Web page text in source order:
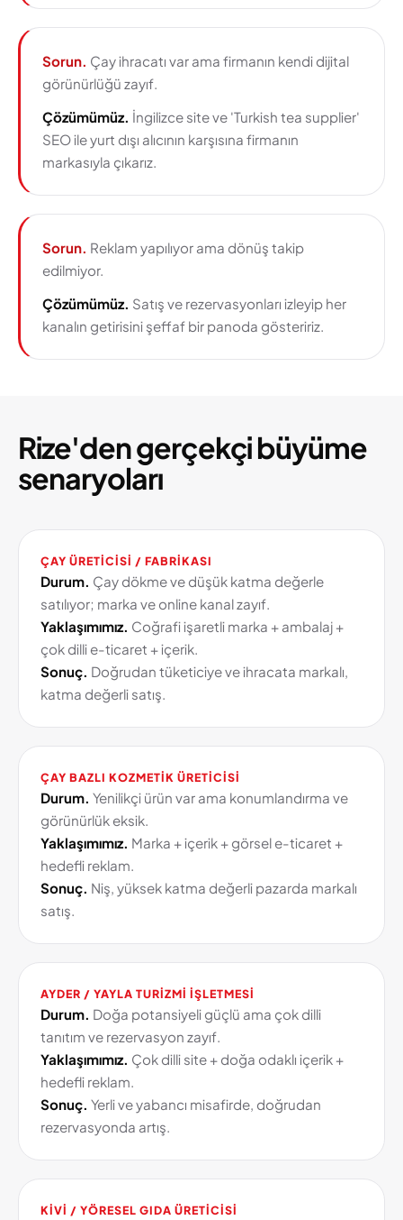
Sorun. Çay ihracatı var ama firmanın kendi dijital
görünürlüğü zayıf.
Çözümümüz. İngilizce site ve 'Turkish tea supplier'
SEO ile yurt dışı alıcının karşısına firmanın
markasıyla çıkarız.
Sorun. Reklam yapılıyor ama dönüş takip
edilmiyor.
Çözümümüz. Satış ve rezervasyonları izleyip her
kanalın getirisini şeffaf bir panoda gösteririz.
Rize'den gerçekçi büyüme
senaryoları
ÇAY ÜRETICISI / FABRIKASI
Durum. Çay dökme ve düşük katma değerle
satılıyor; marka ve online kanal zayıf.
Yaklaşımımız. Coğrafi işaretli marka + ambalaj +
çok dilli e-ticaret + içerik.
Sonuç. Doğrudan tüketiciye ve ihracata markalı,
katma değerli satış.
ÇAY BAZLI KOZMETIK ÜRETICISI
Durum. Yenilikçi ürün var ama konumlandırma ve
görünürlük eksik.
Yaklaşımımız. Marka + içerik + görsel e-ticaret +
hedefli reklam.
Sonuç. Niş, yüksek katma değerli pazarda markalı
satış.
AYDER / YAYLA TURIZMI IŞLETMESI
Durum. Doğa potansiyeli güçlü ama çok dilli
tanıtım ve rezervasyon zayıf.
Yaklaşımımız. Çok dilli site + doğa odaklı içerik +
hedefli reklam.
Sonuç. Yerli ve yabancı misafirde, doğrudan
rezervasyonda artış.
KIVI / YÖRESEL GIDA ÜRETICISI